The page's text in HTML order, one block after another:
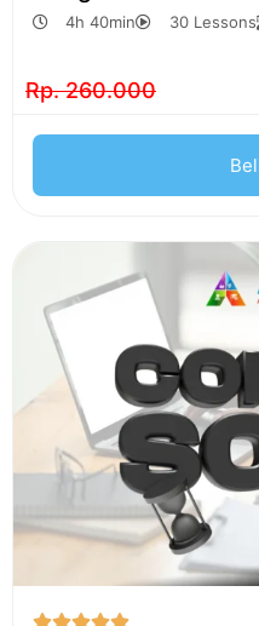
4h 40min 30 Lessons
Rp. 260.000
